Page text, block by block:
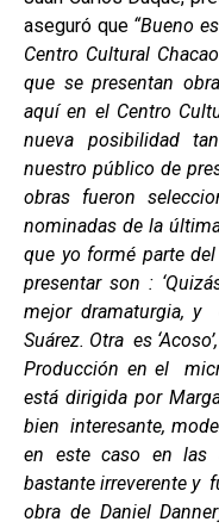
aseguró que “Bueno
Centro Cultural
que se presentan
aquí en el Centro
nueva posibilidad
nuestro público de
obras fueron
nominadas de la
que yo formé parte
presentar son :
mejor dramaturgia,
Suárez. Otra es
Producción en el
está dirigida por
bien interesante,
en este caso en las
bastante irreverente y
obra de Daniel